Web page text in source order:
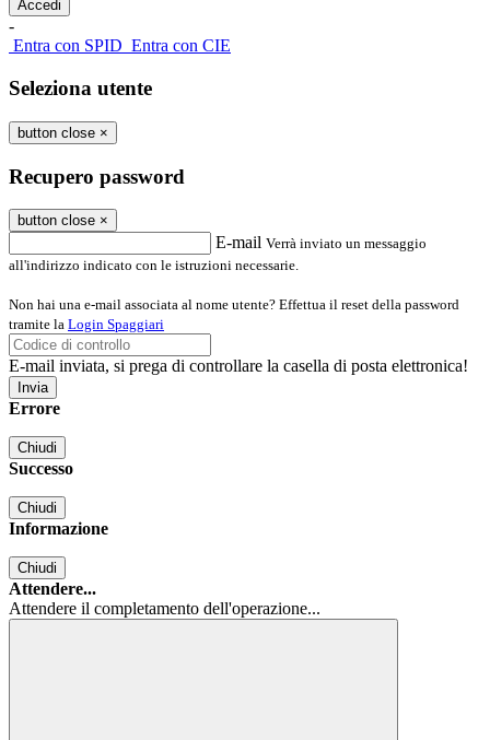
-
Entra con SPID Entra con CIE
Seleziona utente
button close ×
Recupero password
button close ×
E-mail Verrà inviato un messaggio
all'indirizzo indicato con le istruzioni necessarie.
Non hai una e-mail associata al nome utente? Effettua il reset della password
tramite la Login Spaggiari
E-mail inviata, si prega di controllare la casella di posta elettronica!
Errore
Chiudi
Successo
Chiudi
Informazione
Chiudi
Attendere...
Attendere il completamento dell'operazione...